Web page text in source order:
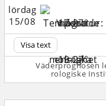
lördag
15/08
Visa text
Väderprognosen
rologiske